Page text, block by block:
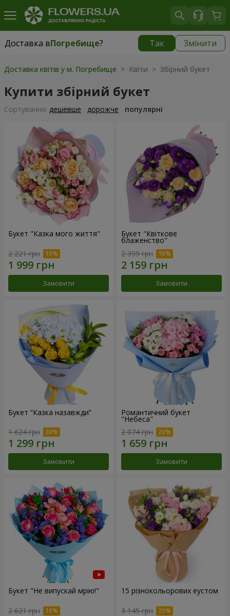
Доставка вПогребище? Так Змінити
Доставка вПогребище|
Доставка квітів у м. Погребище > Квіти > Збірний букет
Купити збірний букет
Сортування: дешевше дорожче популярні
Букет "Казка мого життя"
2 221 грн
Замовити
Букет "Квіткове
блаженство"
2 399 грн
Замовити
Букет “Казка назавжди”
1 624 грн
Замовити
Романтичний букет
"Небеса"
2 074 грн
Замовити
Букет "Не випускай мрію!"
2 621 грн
15 різнокольорових еустом
3 145 грн